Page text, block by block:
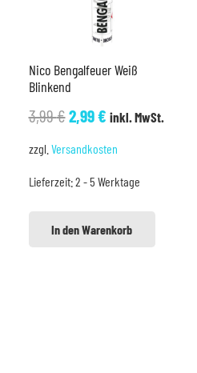
Nico Bengalfeuer Weiß
Blinkend
3,99€Ursprünglicher
3,99 €
2,99€Aktueller
2,99 €.
inkl. MwSt.
zzgl. Versandkosten
Lieferzeit:2 - 5 Werktage
In den Warenkorb